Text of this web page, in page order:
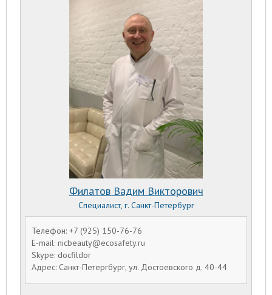
Телефон: +7 (925) 150-76-76
E-mail: nicbeauty@ecosafety.ru
Skype: docfildor
Адрес: Санкт-Петергбург, ул. Достоевского д. 40-44
Филатов Вадим Викторович
Специалист, г. Санкт-Петербург